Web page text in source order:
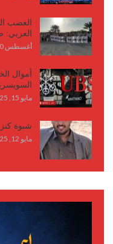
الغضب
العربي:
أغسطس 20, 2025
أموال
مايو 15, 2025
شبوة
مايو 12, 2025